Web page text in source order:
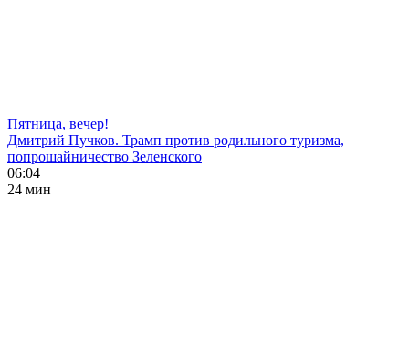
Пятница, вечер!
Дмитрий Пучков. Трамп против родильного туризма,
попрошайничество Зеленского
06:04
24 мин